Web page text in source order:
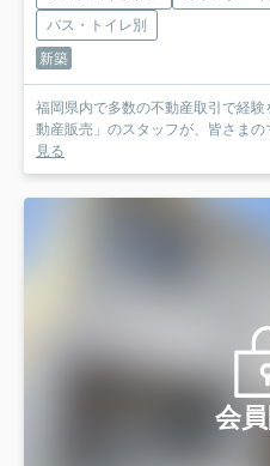
バス・トイレ別
新築
福岡県内で多数の不動産取引で経
動産販売」のスタッフが、皆さま
見る
会